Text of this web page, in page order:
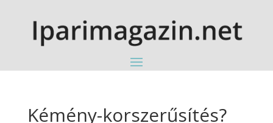
Kémény-korszerűsítés?